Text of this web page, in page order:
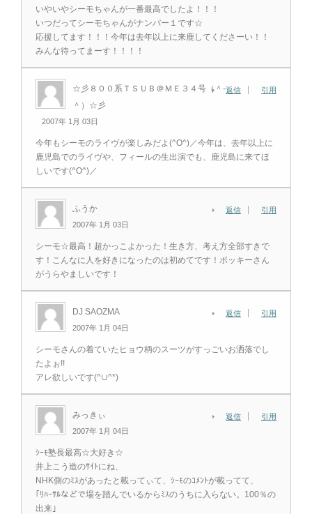
いやいやシーモちゃんが一番最高でしたよ！！！
いつだってシーモちゃんがナンバー１です☆
応援してます！！！今年は去年以上に来鹿してくださーい！！
みんな待ってまーす！！！！
☆彡８００系ＴＳＵＢ＠ＭＥ３４号（＾‐
＾）☆彡
2007年 1月 03日
返信 引用
今年もシーモのライヴが楽しみだよ(^O^)／今年は、去年以上に
鹿児島でのライヴや、フィールの生出演でも、鹿児島に来てほ
しいです(^O^)／
ふうか
2007年 1月 03日
返信 引用
シーモ☆最高！超かっこよかった！生き方、考え方全部すきで
す！こんなに人を好きになったのは初めてです！ポッキーさん
がうらやましいです！
DJ SAOZMA
2007年 1月 04日
返信 引用
シーモさんの着ていたヒョウ柄のスーツがすっごいお洒落でし
たよぉ!!
アレ欲しいです(^∪^*)
みっきぃ
2007年 1月 04日
返信 引用
ｼｰﾓ塾長最高☆大好き☆
井上こう造のｻｲﾄにね、
NHK側のﾐｽがあったと載ってぃて、ｼｰﾓのｺﾒﾝﾄが載ってて、
｢ﾘﾊｰｻﾙなどで場を踏んでいるからﾐｽのうちに入らない。100％の
出来｣